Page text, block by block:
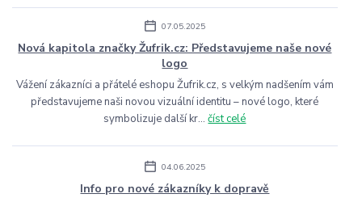
07.05.2025
Nová kapitola značky Žufrik.cz: Představujeme naše nové
logo
Vážení zákazníci a přátelé eshopu Žufrik.cz, s velkým nadšením vám
představujeme naši novou vizuální identitu – nové logo, které
symbolizuje další kr...číst celé
04.06.2025
Info pro nové zákazníky k dopravě